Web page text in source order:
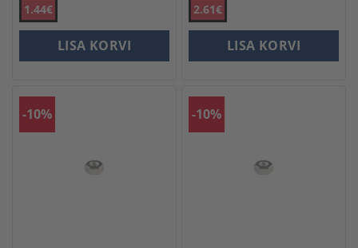
1.44€
LISA KORVI
2.61€
LISA KORVI
-10% -10%